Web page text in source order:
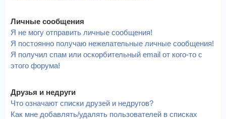
Личные сообщения
Я не могу отправить личные сообщения!
Я постоянно получаю нежелательные личные сообщения!
Я получил спам или оскорбительный email от кого-то с
этого форума!
Друзья и недруги
Что означают списки друзей и недругов?
Как мне добавлять/удалять пользователей в списках